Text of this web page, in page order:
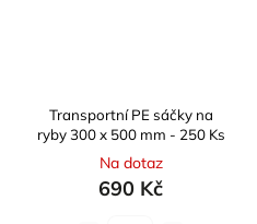
Transportní PE sáčky na
ryby 300 x 500 mm - 250 Ks
Na dotaz
690 Kč